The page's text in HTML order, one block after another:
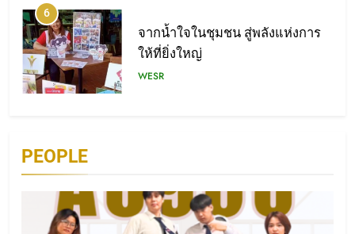
6
จากน้ำใจในชุมชน สู่พลังแห่งการ
ให้ที่ยิ่งใหญ่
WESR
PEOPLE